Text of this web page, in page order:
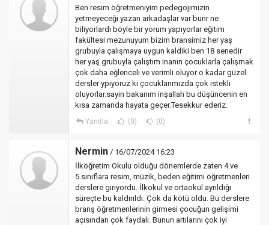
Ben resim öğretmeniyim pedegojimizin
yetmeyeceği yazan arkadaşlar var bunr ne
biliyorlardı böyle bir yorum yapıyorlar eğitim
fakültesi mezunuyum bizim bransimiz her yaş
grubuyla çalışmaya uygun kaldiki ben 18 senedir
her yaş grubuyla çalıştım inanın çocuklarla çalışmak
çok daha eğlenceli ve verimli oluyor o kadar güzel
dersler ypiyoruz ki çocuklarımızda çok istekli
oluyorlar.sayin bakanım inşallah bu düşüncenin en
kısa zamanda hayata geçer.Tesekkur ederiz.
Yanıtla (0) (0)
Nermin / 16/07/2024 16:23
İlköğretim Okulu olduğu dönemlerde zaten 4.ve
5.sınıflara resim, müzik, beden eğitimi öğretmenleri
derslere giriyordu. İlkokul ve ortaokul ayrıldığı
süreçte bu kaldırıldı. Çok da kötü oldu. Bu derslere
branş öğretmenlerinin girmesi çocuğun gelişimi
açısından çok faydalı. Bunun artılarını çok iyi